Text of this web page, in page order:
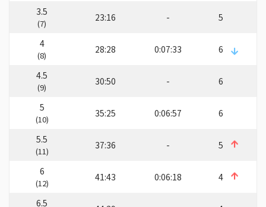
3.5
(7)
23:16 - 5
4
(8)
28:28 0:07:33 6
4.5
(9)
30:50 - 6
5
(10)
35:25 0:06:57 6
5.5
(11)
37:36 - 5
6
(12)
41:43 0:06:18 4
6.5